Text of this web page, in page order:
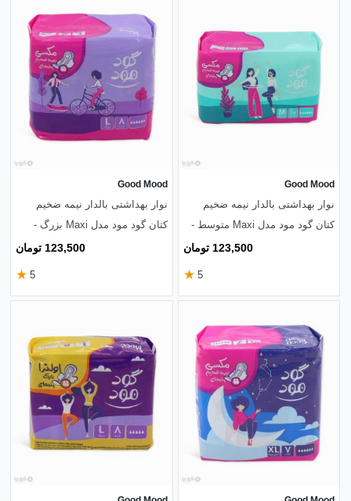
Good Mood
نوار بهداشتی بالدار نیمه ضخیم
کتان گود مود مدل Maxi متوسط -
123,500 تومان
5
★
Good Mood
نوار بهداشتی بالدار نیمه ضخیم
کتان گود مود مدل Maxi بزرگ -
123,500 تومان
5
★